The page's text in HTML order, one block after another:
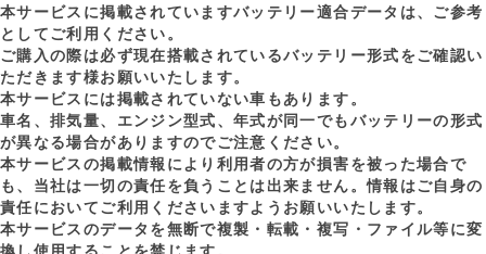
本サービスに掲載されていますバッテリー適合データは、ご参考
としてご利用ください。
ご購入の際は必ず現在搭載されているバッテリー形式をご確認い
ただきます様お願いいたします。
本サービスには掲載されていない車もあります。
車名、排気量、エンジン型式、年式が同一でもバッテリーの形式
が異なる場合がありますのでご注意ください。
本サービスの掲載情報により利用者の方が損害を被った場合で
も、当社は一切の責任を負うことは出来ません。情報はご自身の
責任においてご利用くださいますようお願いいたします。
本サービスのデータを無断で複製・転載・複写・ファイル等に変